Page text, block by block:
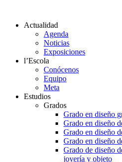
Actualidad
Agenda
Noticias
Exposiciones
l’Escola
Conócenos
Equipo
Meta
Estudios
Grados
Grado en diseño
Grado en diseño
Grado en diseño
Grado en diseño
Grado de diseño
joyería y objeto